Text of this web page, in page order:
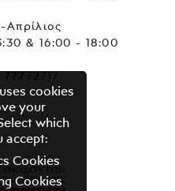
Απρίλιος
& 16:00 - 18:00
ΤΩΝ
ΕΥΡΩΠΗΣ
cookies
your
which
accept:
Cookies
Cookies